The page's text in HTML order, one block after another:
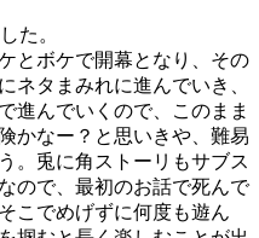
た。
とボケで開幕となり、その
ネタまみれに進んでいき、
進んでいくので、このまま
かなー？と思いきや、難易
。兎に角ストーリもサブス
ので、最初のお話で死んで
こでめげずに何度も遊ん